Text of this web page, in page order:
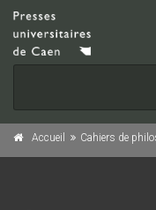
Accueil Cahiers de philosophie de l'université